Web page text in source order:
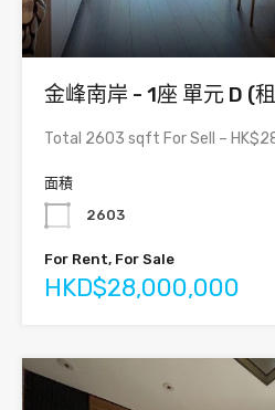
金峰南岸 - 1座 單元 D (
Total 2603 sqft For Sell –
面積
2603
For Rent, For Sale
HKD$28,000,000